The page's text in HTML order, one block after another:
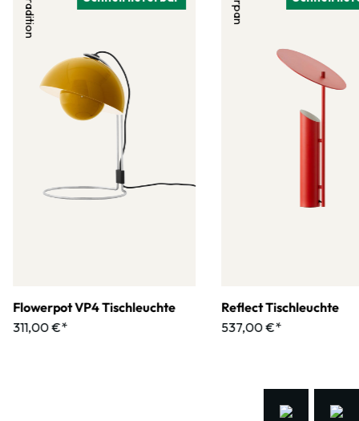
ressourcenschonende Konstruktion mit Leichtigkeit und Stabilität
ermöglicht. Die Leuchte ist in schwarz, weiß oder einem Raw-
Aluminium-Finish erhältlich, das ganz ohne Beschichtung oder
Schutzbehandlung auskommt und daher ressourcenschonend
produziert und einfacher recycelt werden kann. Diese Variante
besitzt eine natürliche, strukturierte Oberfläche mit reicher
haptischer Tiefe. Hier verschmelzen mit der Zeit Kratzer, Flecken,
Fingerabdrücke und Oxidationsspuren zu einer einzigartigen
Patina, die die Leuchte über die Zeit hinweg nur noch schöner
machen. Es zeigt sich: die W227 wurde entworfen, um sich flexibel
an moderne Arbeitsplätze anzupassen, und genau das tut sie auch
&Tradition
Flowerpot VP4 Tischleuchte
311,00 €*
Reflect Tischleuchte
537,00 €*